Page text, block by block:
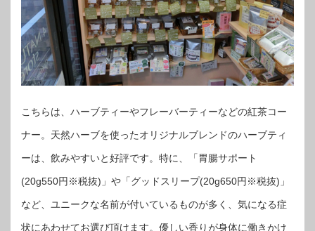
こちらは、ハーブティーやフレーバーティーなどの紅茶コー
ナー。天然ハーブを使ったオリジナルブレンドのハーブティ
ーは、飲みやすいと好評です。特に、「胃腸サポート
(20g550円※税抜)」や「グッドスリープ(20g650円※税抜)」
など、ユニークな名前が付いているものが多く、気になる症
状にあわせてお選び頂けます。優しい香りが身体に働きかけ